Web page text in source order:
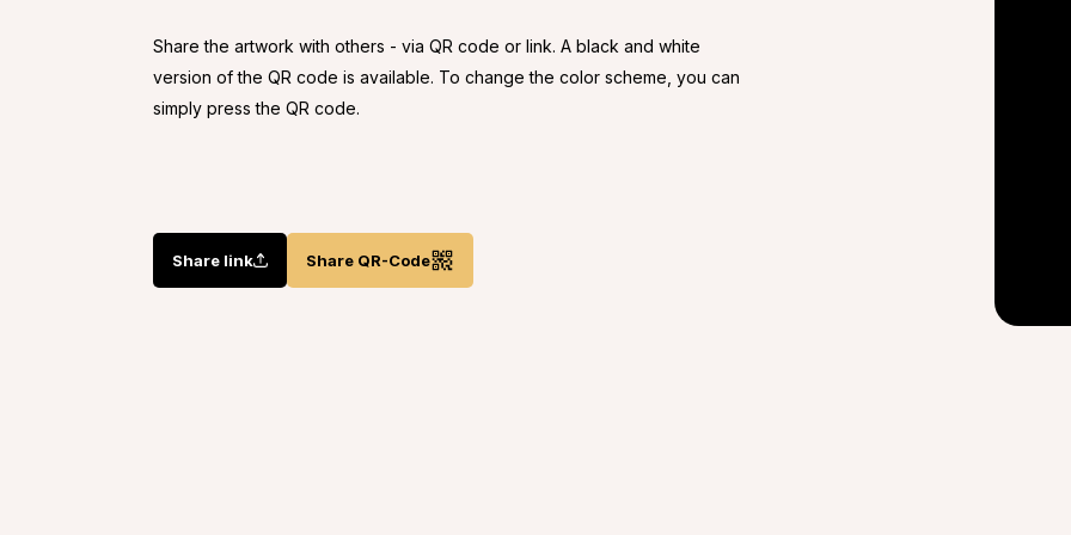
Share the artwork with others - via QR code or link. A black and white
version of the QR code is available. To change the color scheme, you can
simply press the QR code.
Share link Share QR-Code